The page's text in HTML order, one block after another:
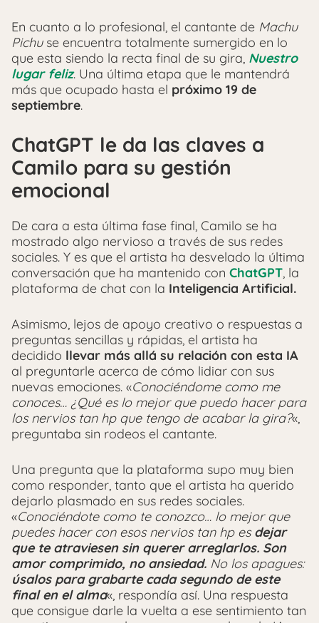
En cuanto a lo profesional, el cantante de Machu
Pichuse encuentra totalmente sumergido en lo
que esta siendo la recta final de su gira, Nuestro
lugar feliz. Una última etapa que le mantendrá
más que ocupado hasta el próximo 19 de
septiembre.
ChatGPT le da las claves a
Camilo para su gestión
emocional
De cara a esta última fase final, Camilo se ha
mostrado algo nervioso a través de sus redes
sociales. Y es que el artista ha desvelado la última
conversación que ha mantenido con ChatGPT, la
plataforma de chat con la Inteligencia Artificial.
Asimismo, lejos de apoyo creativo o respuestas a
preguntas sencillas y rápidas, el artista ha
decidido llevar más allá su relación con esta IA
al preguntarle acerca de cómo lidiar con sus
nuevas emociones. «Conociéndome como me
conoces… ¿Qué es lo mejor que puedo hacer para
los nervios tan hp que tengo de acabar la gira?«,
preguntaba sin rodeos el cantante.
Una pregunta que la plataforma supo muy bien
como responder, tanto que el artista ha querido
dejarlo plasmado en sus redes sociales.
«Conociéndote como te conozco… lo mejor que
puedes hacer con esos nervios tan hp esdejar
que te atraviesen sin querer arreglarlos. Son
amor comprimido, no ansiedad. No los apagues:
úsalos para grabarte cada segundo de este
final en el alma«, respondía así. Una respuesta
que consigue darle la vuelta a ese sentimiento tan